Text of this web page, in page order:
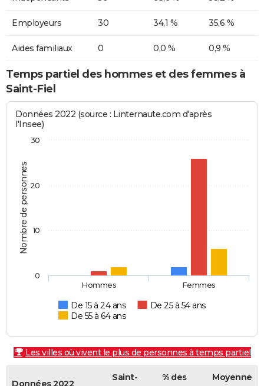
Employeurs 30 34,1 % 35,6 %
Aides familiaux 0 0,0 % 0,9 %
Temps partiel des hommes et des femmes à
Saint-Fiel
Nombre de personnes
Données 2022 (source : Linternaute.com d'après
l'Insee)
De 15 à 24 ans
De 25 à 54 ans
De 55 à 64 ans
Hommes Femmes
0
10
20
30
Les villes où vivent le plus de personnes à temps partiel
Données 2022
Saint-
% des
Moyenne